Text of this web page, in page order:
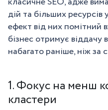
дій та більших
ефект від них помітний
бізнес отримує віддачу
набагато раніше, ніж за
1. Фокус на менш
кластери